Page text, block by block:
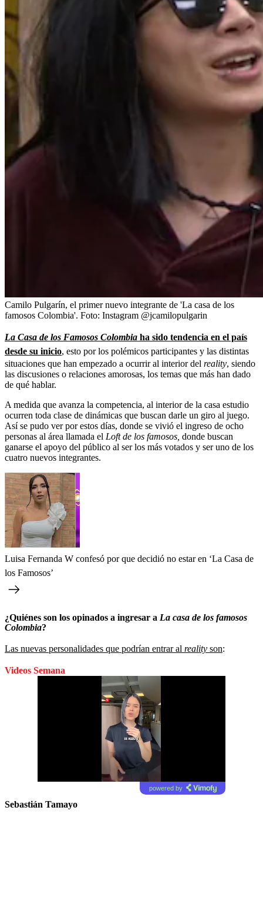
Camilo Pulgarín, el primer nuevo integrante de 'La casa de los
famosos Colombia'. Foto: Instagram @jcamilopulgarin
La Casa de los Famosos Colombia ha sido tendencia en el país
desde su inicio, esto por los polémicos participantes y las distintas
situaciones que han empezado a ocurrir al interior del reality, siendo
las discusiones o relaciones amorosas, los temas que más han dado
de qué hablar.
A medida que avanza la competencia, al interior de la casa estudio
ocurren toda clase de dinámicas que buscan darle un giro al juego.
Así se pudo ver por estos días, donde se vivió el ingreso de ocho
personas al área llamada el Loft de los famosos, donde buscan
ganarse el apoyo del público al ser los más votados y ser uno de los
cuatro nuevos integrantes.
Luisa Fernanda W confesó por que decidió no estar en ‘La Casa de
los Famosos’
¿Quiénes son los opinados a ingresar a La casa de los famosos
Colombia?
Las nuevas personalidades que podrían entrar al reality son:
Videos Semana
powered by
Sebastián Tamayo